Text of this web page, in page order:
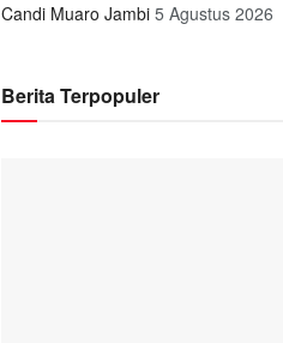
Candi Muaro Jambi 5 Agustus 2026
Berita Terpopuler